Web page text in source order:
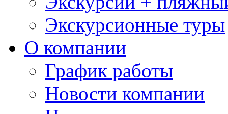
Экскурсионные туры
О компании
График работы
Новости компании